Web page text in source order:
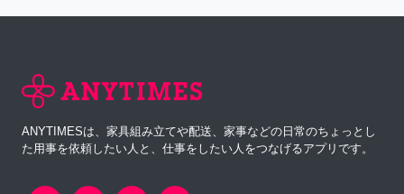
ANYTIMESは、家具組み立てや配送、家事などの日常のちょっとし
た用事を依頼したい人と、仕事をしたい人をつなげるアプリです。